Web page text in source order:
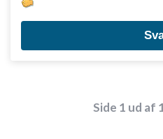
Side 1 ud af